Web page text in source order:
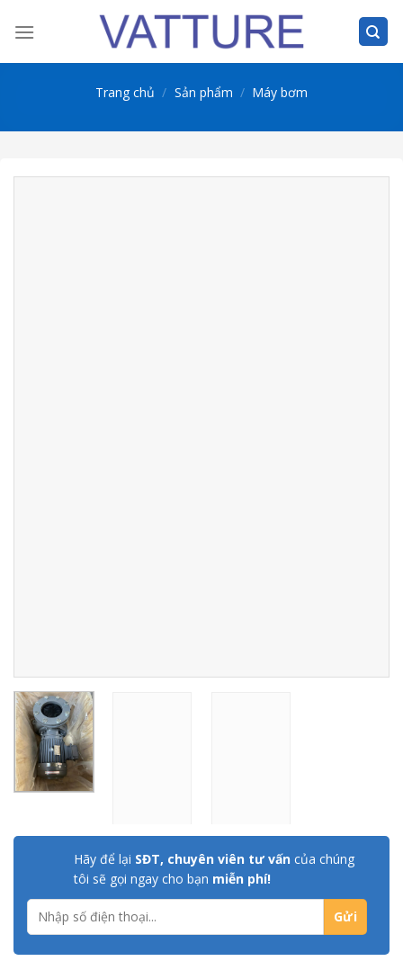
Trang chủ / Sản phẩm / Máy bơm
Hãy để lại SĐT, chuyên viên tư vấn của chúng
tôi sẽ gọi ngay cho bạn miễn phí!